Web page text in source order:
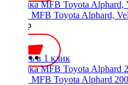
Рамка MFB Toyota Alphard,
2300 ₽
Купить в 1 клик
Рамка MFB Toyota Alphard